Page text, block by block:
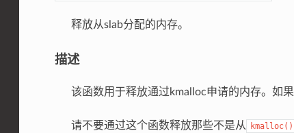
释放从slab分配的内存。
描述
该函数用于释放通过kmalloc申请的内存。如果
请不要通过这个函数释放那些不是从 kmalloc()